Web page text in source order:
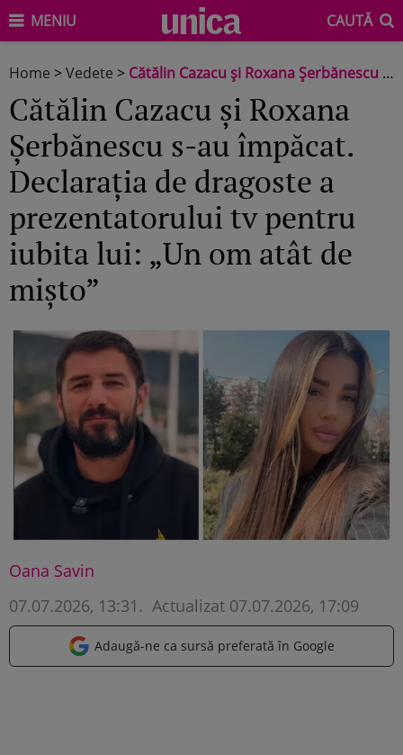
MENIU CAUTĂ
Home >Vedete > Cătălin Cazacu și Roxana Șerbănescu s-au împăcat. Declarația de dragoste a prezentatorului tv pentru iubita lui: „Un om atât de mișto”
Cătălin Cazacu și Roxana
Șerbănescu s-au împăcat.
Declarația de dragoste a
prezentatorului tv pentru
iubita lui: „Un om atât de
mișto”
Oana Savin
07.07.2026, 13:31 . Actualizat 07.07.2026, 17:09
Adaugă-ne ca sursă preferată în Google